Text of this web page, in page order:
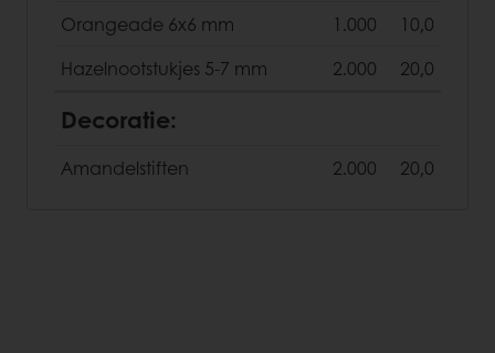
Orangeade 6x6 mm
1.000
10,0
Hazelnootstukjes 5-7 mm
2.000 20,0
Decoratie:
Amandelstiften 2.000 20,0